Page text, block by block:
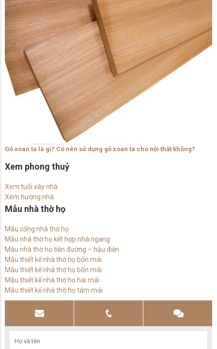
Gỗ xoan ta là gì? Có nên sử dụng gỗ xoan ta cho nội thất không?
Xem phong thuỷ
Xem tuổi xây nhà
Xem hướng nhà
Mẫu nhà thờ họ
Mẫu cổng nhà thờ họ
Mẫu nhà thờ họ kết hợp nhà ngang
Mẫu nhà thờ họ tiền đường – hậu điện
Mẫu thiết kế nhà thờ họ bốn mái
Mẫu thiết kế nhà thờ họ bốn mái
Mẫu thiết kế nhà thờ họ hai mái
Mẫu thiết kế nhà thờ họ tám mái